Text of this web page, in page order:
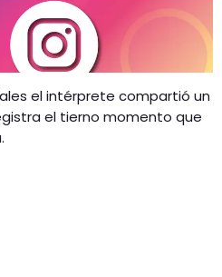
el intérprete compartió un
el tierno momento que